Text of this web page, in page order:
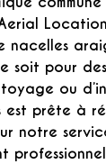
soit pour
ou
prête à
notre